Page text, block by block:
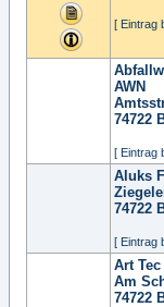
[ Eintrag
AWN
74722
[ Eintrag
Aluks
74722
[ Eintrag
Art
Am
74722